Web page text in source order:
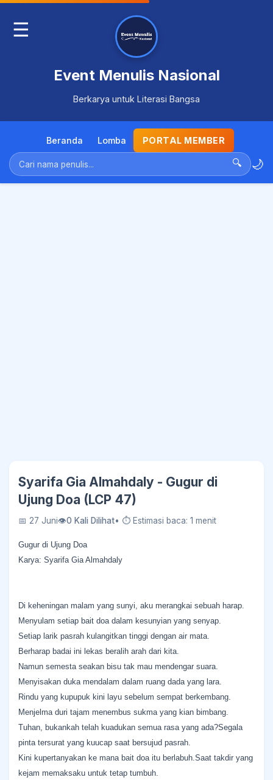
☰
Event Menulis Nasional
Berkarya untuk Literasi Bangsa
Beranda Lomba PORTAL MEMBER
🔍 🌙
Syarifa Gia Almahdaly - Gugur di
Ujung Doa (LCP 47)
📅 27 Juni👁0 Kali Dilihat• ⏱ Estimasi baca: 1 menit
Gugur di Ujung Doa
Karya: Syarifa Gia Almahdaly
Di keheningan malam yang sunyi, aku merangkai sebuah harap.
Menyulam setiap bait doa dalam kesunyian yang senyap.
Setiap larik pasrah kulangitkan tinggi dengan air mata.
Berharap badai ini lekas beralih arah dari kita.
Namun semesta seakan bisu tak mau mendengar suara.
Menyisakan duka mendalam dalam ruang dada yang lara.
Rindu yang kupupuk kini layu sebelum sempat berkembang.
Menjelma duri tajam menembus sukma yang kian bimbang.
Tuhan, bukankah telah kuadukan semua rasa yang ada?Segala
pinta tersurat yang kuucap saat bersujud pasrah.
Kini kupertanyakan ke mana bait doa itu berlabuh.Saat takdir yang
kejam memaksaku untuk tetap tumbuh.